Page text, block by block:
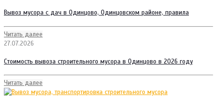
Вывоз мусора с дач в Одинцово, Одинцовском районе, правила
Читать далее
27.07.2026
Стоимость вывоза строительного мусора в Одинцово в 2026 году
Читать далее